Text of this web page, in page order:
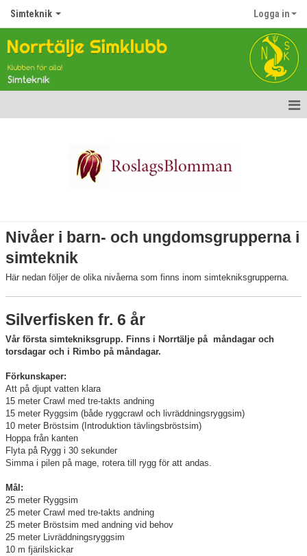
Simteknik Logga in
Crawlkurser för vuxna
Kontakt
Nivåer i barn- och ungdomsgrupperna i
simteknik
Här nedan följer de olika nivåerna som finns inom simtekniksgrupperna.
Silverfisken fr. 6 år
Vår första simtekniksgrupp. Finns i Norrtälje på måndagar och
torsdagar och i Rimbo på måndagar.
Förkunskaper:
Att på djupt vatten klara
15 meter Crawl med tre-takts andning
15 meter Ryggsim (både ryggcrawl och livräddningsryggsim)
10 meter Bröstsim (Introduktion tävlingsbröstsim)
Hoppa från kanten
Flyta på Rygg i 30 sekunder
Simma i pilen på mage, rotera till rygg för att andas.
Mål:
25 meter Ryggsim
25 meter Crawl med tre-takts andning
25 meter Bröstsim med andning vid behov
25 meter Livräddningsryggsim
10 m fjärilskickar